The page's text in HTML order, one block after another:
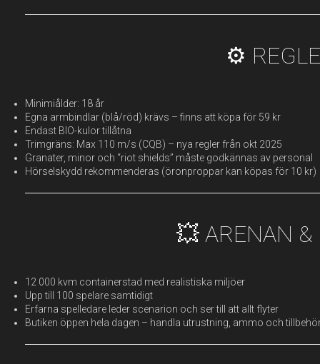
⚙️
Minimiålder: 18 år
Egna armbindlar (blå/röd) krävs – finns att köpa för 59 kr
Endast BIO-kulor tillåtna
Trimgräns: Max 110 m/s (CQB) – nya regler från okt 2025
Granater, minor och “riot shields” måste godkännas av personal
Hörselskydd rekommenderas (öronproppar kan köpas för 10 kr)
💥 ARENAN &
12 000 kvm containerstad med realistiska miljöer
Upp till 100 spelare samtidigt
Erfarna spelledare leder scenarion och ser till att allt flyter
Butiken öppen hela dagen – handla utrustning, ammo och